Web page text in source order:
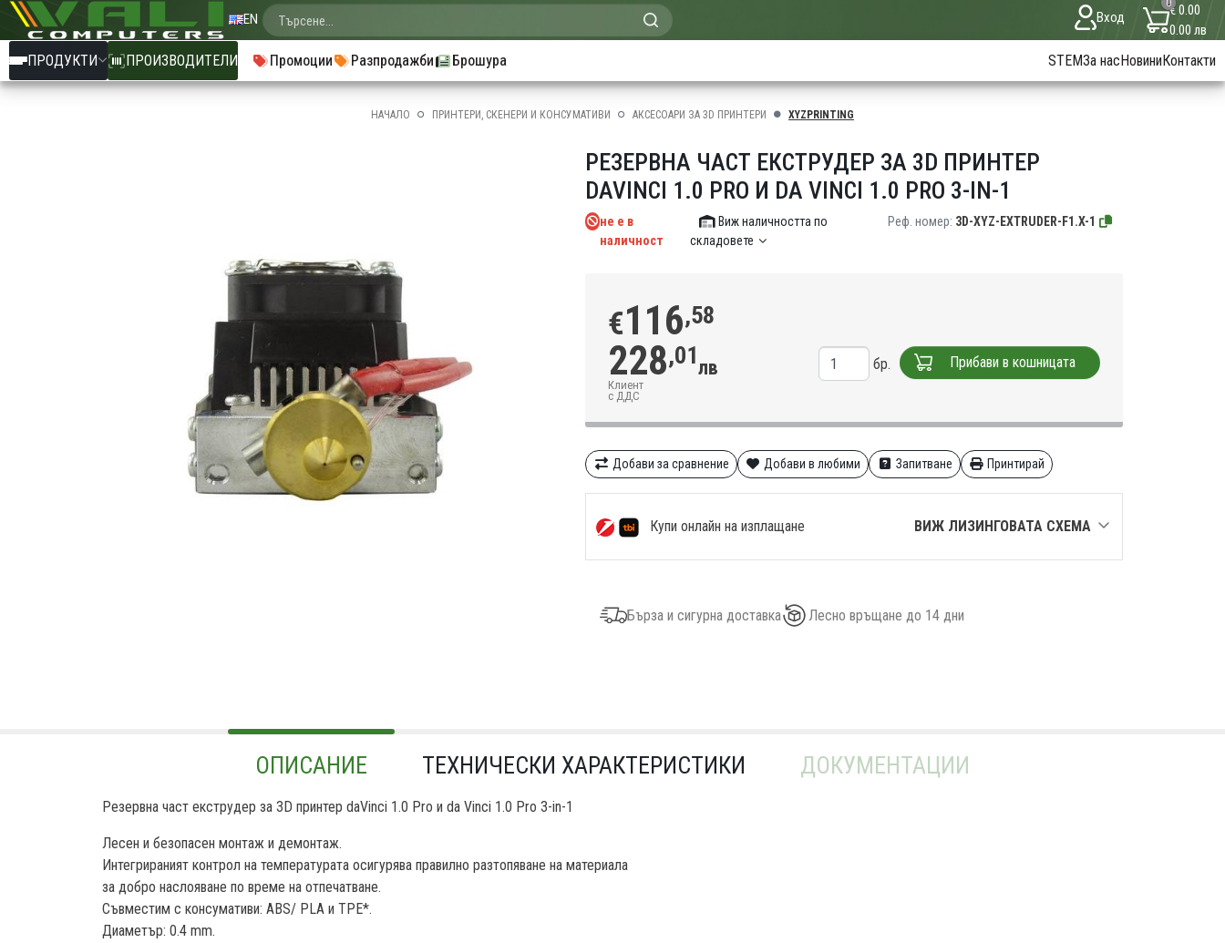
EN Вход
0€ 0.00
0.00 лв
ПРОДУКТИ ПРОИЗВОДИТЕЛИ Промоции Разпродажби Брошура STEMЗа насНовиниКонтакти
НАЧАЛО ПРИНТЕРИ, СКЕНЕРИ И КОНСУМАТИВИ АКСЕСОАРИ ЗА 3D ПРИНТЕРИ XYZPRINTING
РЕЗЕРВНА ЧАСТ ЕКСТРУДЕР ЗА 3D ПРИНТЕР
DAVINCI 1.0 PRO И DA VINCI 1.0 PRO 3-IN-1
не е в
наличност
Виж наличността по
складовете
Реф. номер: 3D-XYZ-EXTRUDER-F1.X-1
€116,58
228,01лв
Клиент
с ДДС
бр. Прибави в кошницата
Добави за сравнение Добави в любими Запитване Принтирай
Купи онлайн на изплащане ВИЖ ЛИЗИНГОВАТА СХЕМА
Бърза и сигурна доставка Лесно връщане до 14 дни
ОПИСАНИЕ ТЕХНИЧЕСКИ ХАРАКТЕРИСТИКИ ДОКУМЕНТАЦИИ
Резервна част екструдер за 3D принтер daVinci 1.0 Pro и da Vinci 1.0 Pro 3-in-1
Лесен и безопасен монтаж и демонтаж.
Интегрираният контрол на температурата осигурява правилно разтопяване на материала
за добро наслояване по време на отпечатване.
Съвместим с консумативи: ABS/ PLA и TPE*.
Диаметър: 0.4 mm.